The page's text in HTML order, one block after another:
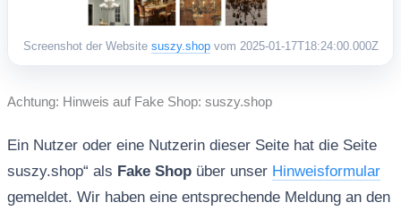
Screenshot der Website suszy.shopvom 2025-01-17T18:24:00.000Z
Achtung: Hinweis auf Fake Shop: suszy.shop
Ein Nutzer oder eine Nutzerin dieser Seite hat die Seite
suszy.shop“ als Fake Shopüber unser Hinweisformular
gemeldet. Wir haben eine entsprechende Meldung an den